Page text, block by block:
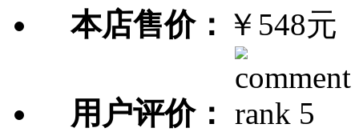
本店售价： ￥548元
用户评价：